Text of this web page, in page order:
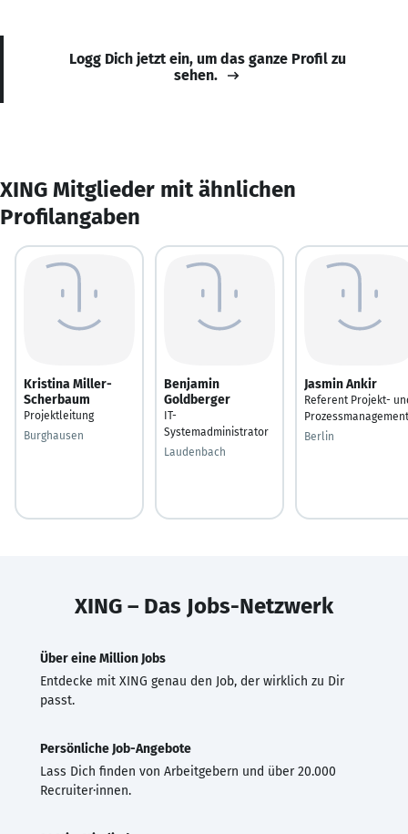
Logg Dich jetzt ein, um das ganze Profil zu
sehen.
XING Mitglieder mit ähnlichen
Profilangaben
Kristina Miller-
Scherbaum
Projektleitung
Burghausen
Benjamin
Goldberger
IT-
Systemadministrator
Laudenbach
Jasmin Ankir
Referent Projekt-
Prozessmanagement
Berlin
XING – Das Jobs-Netzwerk
Über eine Million Jobs
Entdecke mit XING genau den Job, der wirklich zu Dir
passt.
Persönliche Job-Angebote
Lass Dich finden von Arbeitgebern und über 20.000
Recruiter·innen.